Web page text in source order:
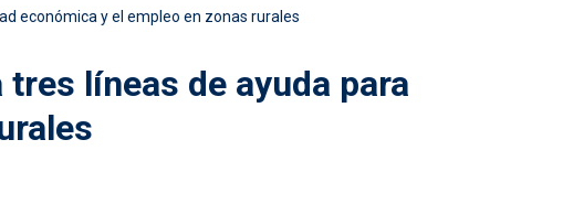
económica y el empleo en zonas rurales
líneas de ayuda para